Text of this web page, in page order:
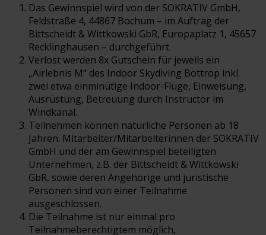
Das Gewinnspiel wird von der SOKRATIV GmbH,
Feldstraße 4, 44867 Bochum – im Auftrag der
Bittscheidt & Wittkowski GbR, Europaplatz 1, 45657
Recklinghausen – durchgeführt.
Verlost werden 8x Gutschein für jeweils ein
„Airlebnis M“ des Indoor Skydiving Bottrop inkl.
zwei etwa einminütige Indoor-Flüge, Einweisung,
Ausrüstung, Betreuung durch Instructor im
Windkanal.
Teilnehmen können natürliche Personen ab 18
Jahren. Mitarbeiter/Mitarbeiterinnen der SOKRATIV
GmbH und der am Gewinnspiel beteiligten
Unternehmen, z.B. der Bittscheidt & Wittkowski
GbR, sowie deren Angehörige und juristische
Personen sind von einer Teilnahme
ausgeschlossen.
Die Teilnahme ist nur einmal pro
Teilnahmeberechtigtem möglich,